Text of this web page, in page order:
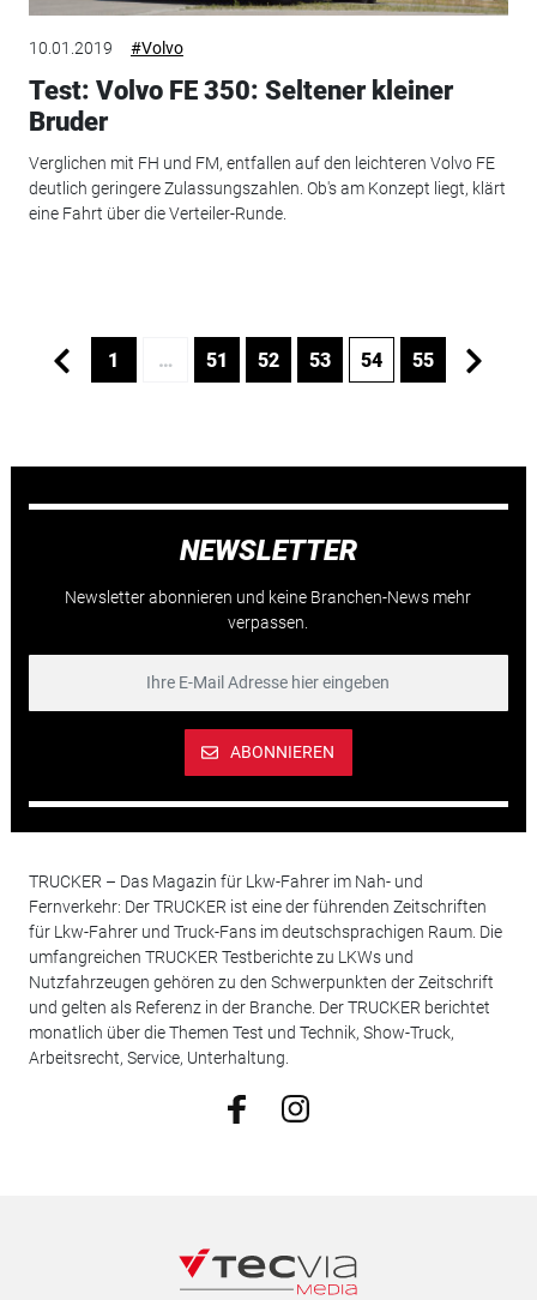
10.01.2019 #Volvo
Test: Volvo FE 350: Seltener kleiner
Bruder
Verglichen mit FH und FM, entfallen auf den leichteren Volvo FE
deutlich geringere Zulassungszahlen. Ob's am Konzept liegt, klärt
eine Fahrt über die Verteiler-Runde.
1 … 51 52 53 54 55
NEWSLETTER
Newsletter abonnieren und keine Branchen-News mehr
verpassen.
ABONNIEREN
TRUCKER – Das Magazin für Lkw-Fahrer im Nah- und
Fernverkehr: Der TRUCKER ist eine der führenden Zeitschriften
für Lkw-Fahrer und Truck-Fans im deutschsprachigen Raum. Die
umfangreichen TRUCKER Testberichte zu LKWs und
Nutzfahrzeugen gehören zu den Schwerpunkten der Zeitschrift
und gelten als Referenz in der Branche. Der TRUCKER berichtet
monatlich über die Themen Test und Technik, Show-Truck,
Arbeitsrecht, Service, Unterhaltung.